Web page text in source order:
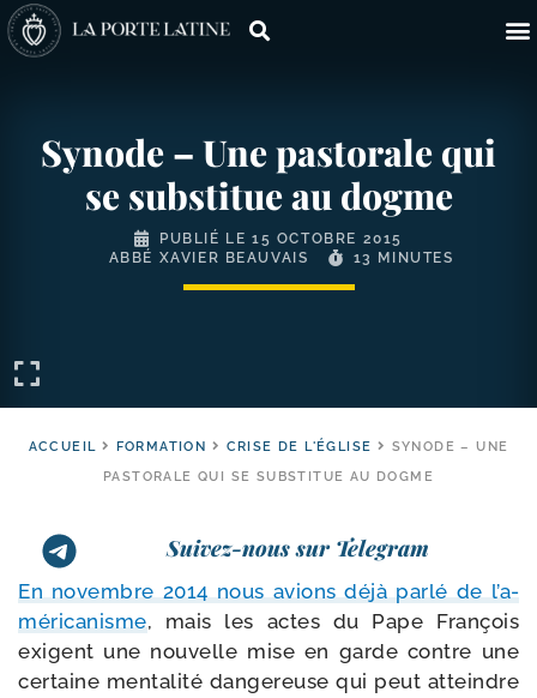
Synode – Une pastorale qui
se substitue au dogme
PUBLIÉ LE 15 OCTOBRE 2015
ABBÉ XAVIER BEAUVAIS
13 MINUTES
ACCUEIL FORMATION CRISE DE L'ÉGLISE
SYNODE – UNE
PASTORALE QUI SE SUBSTITUE AU DOGME
Suivez-nous sur Telegram
En novembre 2014 nous avions déjà par­lé de l’a­
mé­ri­ca­nisme, mais les actes du Pape François
exigent une nou­velle mise en garde contre une
cer­taine men­ta­li­té dan­ge­reuse qui peut atteindre